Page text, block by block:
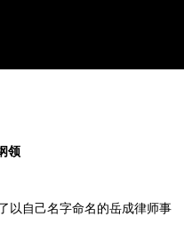
领
以自己名字命名的岳成律师事